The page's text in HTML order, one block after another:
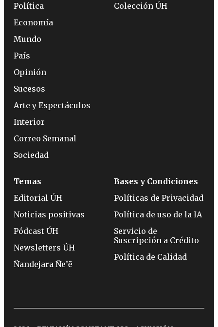
Política
Economía
Mundo
País
Opinión
Sucesos
Arte y Espectáculos
Interior
Correo Semanal
Sociedad
Colección ÚH
Temas
Editorial ÚH
Noticias positivas
Pódcast ÚH
Newsletters ÚH
Ñandejara Ñe’ẽ
Bases y Condiciones
Políticas de Privacidad
Política de uso de la IA
Servicio de
Suscripción a Crédito
Política de Calidad